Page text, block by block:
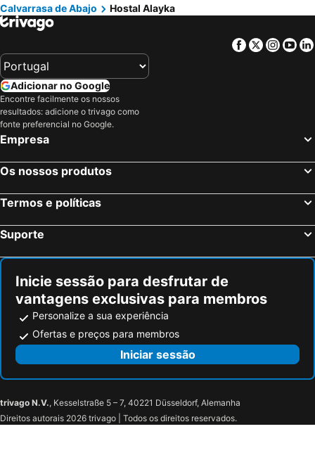
Calvarrasa de Abajo
Hostal Alayka
Facebook
Twitter
Adicionar no Google
Encontre facilmente os nossos
resultados: adicione o trivago como
fonte preferencial no Google.
Empresa
Os nossos produtos
Termos e políticas
Suporte
Inicie sessão para desfrutar de
vantagens exclusivas para membros
Personalize a sua experiência
Ofertas e preços para membros
Iniciar sessão
trivago N.V., Kesselstraße 5 – 7, 40221 Düsseldorf, Alemanha
Direitos autorais 2026 trivago | Todos os direitos reservados.